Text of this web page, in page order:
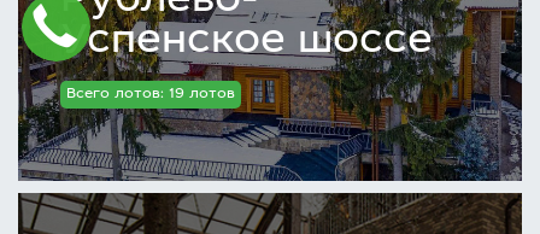
Успенское шоссе
Всего лотов: 19 лотов